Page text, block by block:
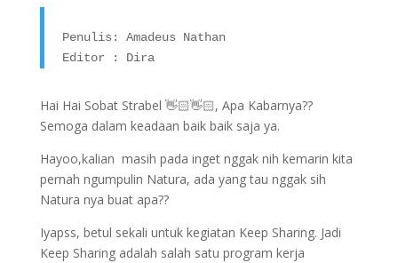
Penulis: Amadeus Nathan
Editor : Dira
Hai Hai Sobat Strabel 👋🏻👋🏻, Apa Kabarnya??
Semoga dalam keadaan baik baik saja ya.
Hayoo,kalian masih pada inget nggak nih kemarin kita
pernah ngumpulin Natura, ada yang tau nggak sih
Natura nya buat apa??
Iyapss, betul sekali untuk kegiatan Keep Sharing. Jadi
Keep Sharing adalah salah satu program kerja